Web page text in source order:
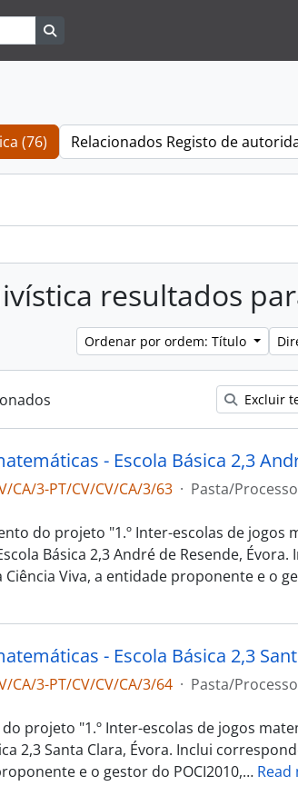
(76) Relacionados Registo de
resultados
Ordenar por ordem: Título
Excluir
CA/3-PT/CV/CV/CA/3/63 · Pasta/Processo
do projeto "1.º Inter-escolas de jogos
Básica 2,3 André de Resende, Évora.
Viva, a entidade proponente e o
- Escola Básica 2,3
CA/3-PT/CV/CV/CA/3/64 · Pasta/Processo
projeto "1.º Inter-escolas de jogos
2,3 Santa Clara, Évora. Inclui
e o gestor do POCI2010,…